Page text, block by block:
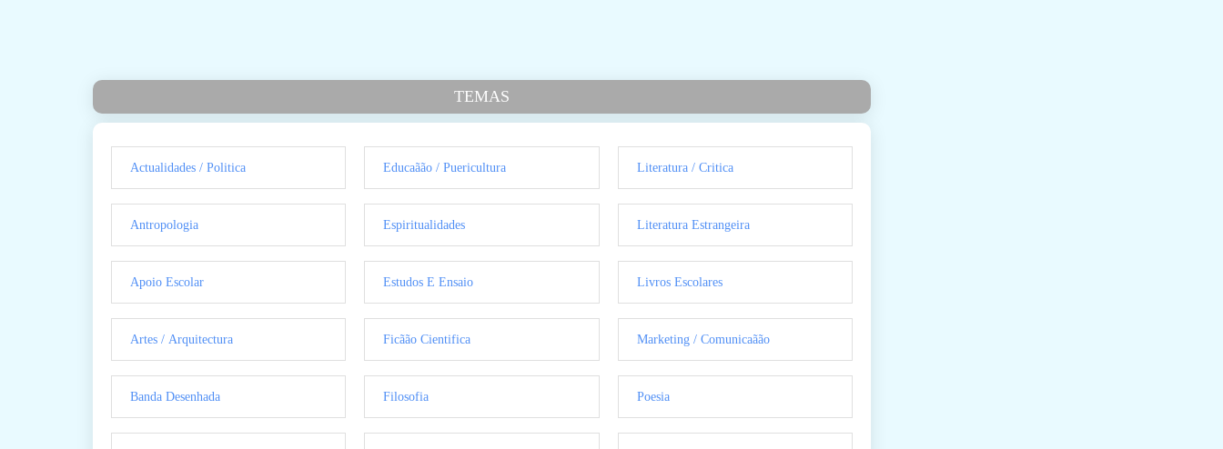
TEMAS
Actualidades / Politica
Antropologia
Apoio Escolar
Artes / Arquitectura
Banda Desenhada
Educaãão / Puericultura
Espiritualidades
Estudos E Ensaio
Ficãão Cientifica
Filosofia
Literatura / Critica
Literatura Estrangeira
Livros Escolares
Marketing / Comunicaãão
Poesia